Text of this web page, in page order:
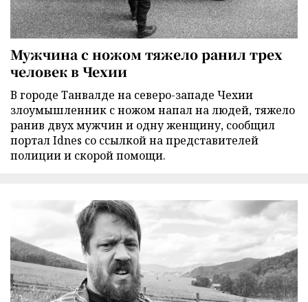
Мужчина с ножом тяжело ранил трех
человек в Чехии
В городе Танвалде на северо-западе Чехии
злоумышленник с ножом напал на людей, тяжело
ранив двух мужчин и одну женщину, сообщил
портал Idnes со ссылкой на представителей
полиции и скорой помощи.